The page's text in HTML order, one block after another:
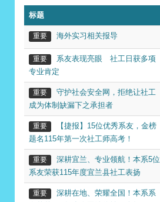
标题
重要 海外实习相关报导
重要
系友表现亮眼 社工日获多项
专业肯定
重要
守护社会安全网，拒绝让社工
成为体制缺漏下之承担者
重要
【捷报】15位优秀系友，金榜
题名115年第一次社工师高考！
重要
深耕宜兰、专业领航！本系5位
系友荣获115年度宜兰县社工表扬
重要
深耕在地、荣耀全国！本系系